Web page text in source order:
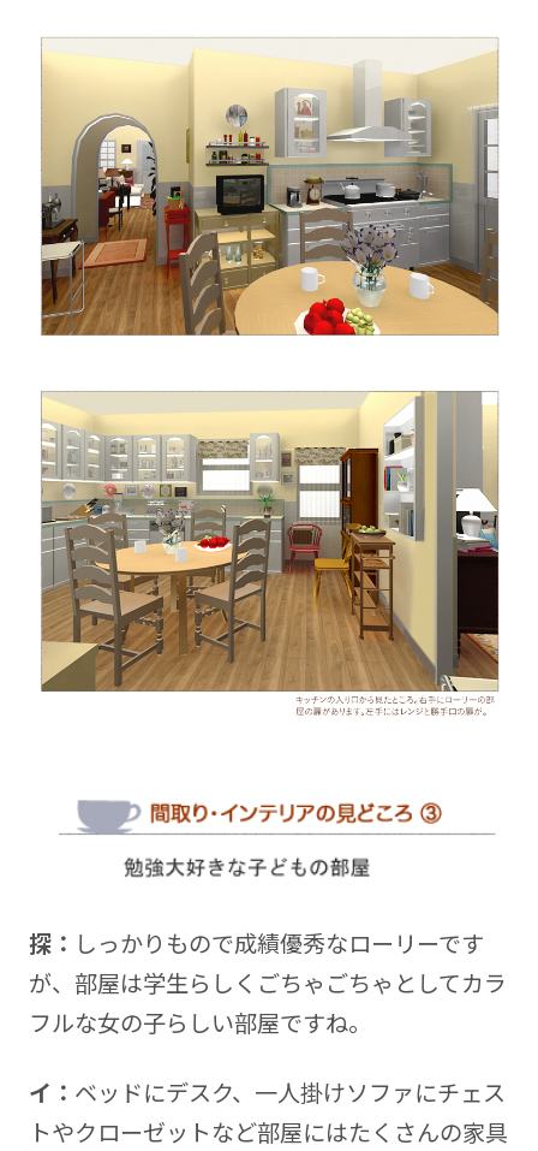
探： しっかりもので成績優秀なローリーです
が、部屋は学生らしくごちゃごちゃとしてカラ
フルな女の子らしい部屋ですね。
イ： ベッドにデスク、一人掛けソファにチェス
トやクローゼットなど部屋にはたくさんの家具